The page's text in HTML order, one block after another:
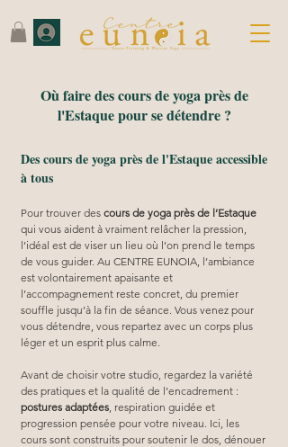
Où faire des cours de yoga près de
l'Estaque pour se détendre ?
Des cours de yoga près de l'Estaque accessible
à tous
Pour trouver des cours de yoga près de l’Estaque
qui vous aident à vraiment relâcher la pression,
l’idéal est de viser un lieu où l’on prend le temps
de vous guider. Au CENTRE EUNOIA, l’ambiance
est volontairement apaisante et
l’accompagnement reste concret, du premier
souffle jusqu’à la fin de séance. Vous venez pour
vous détendre, vous repartez avec un corps plus
léger et un esprit plus calme.
Avant de choisir votre studio, regardez la variété
des pratiques et la qualité de l’encadrement :
postures adaptées , respiration guidée et
progression pensée pour votre niveau. Ici, les
cours sont construits pour soutenir le dos, dénouer